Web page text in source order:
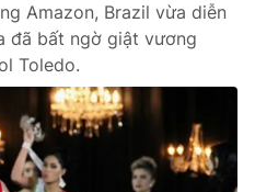
Amazon, Brazil vừa diễn
đã bất ngờ giật vương
Toledo.